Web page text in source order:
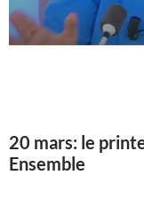
20 mars: le
Ensemble